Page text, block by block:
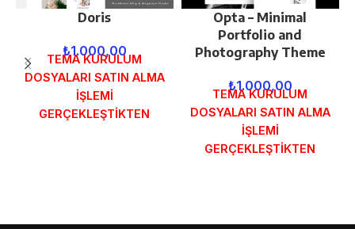
Doris
₺1.000,00
TEMA KURULUM
DOSYALARI SATIN ALMA
İŞLEMİ
GERÇEKLEŞTİKTEN
Opta – Minimal
Portfolio and
Photography Theme
₺1.000,00
TEMA KURULUM
DOSYALARI SATIN ALMA
İŞLEMİ
GERÇEKLEŞTİKTEN
GÖNDERİLECEKTİR.